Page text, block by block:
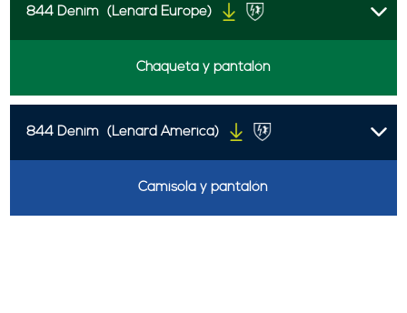
844 Denim (Lenard Europe)
Chaqueta y pantalón
844 Denim (Lenard America)
Camisola y pantalón